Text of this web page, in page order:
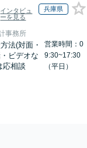
インタビュ
ーを見る
兵庫県
事務所
法(対面・
ビデオな
応相談
営業時間：0
9:30~17:30
（平日）